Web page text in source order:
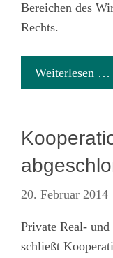
Bereichen des
Rechts.
Weiterlesen …
20. Februar 2014
Private Real- und
schließt